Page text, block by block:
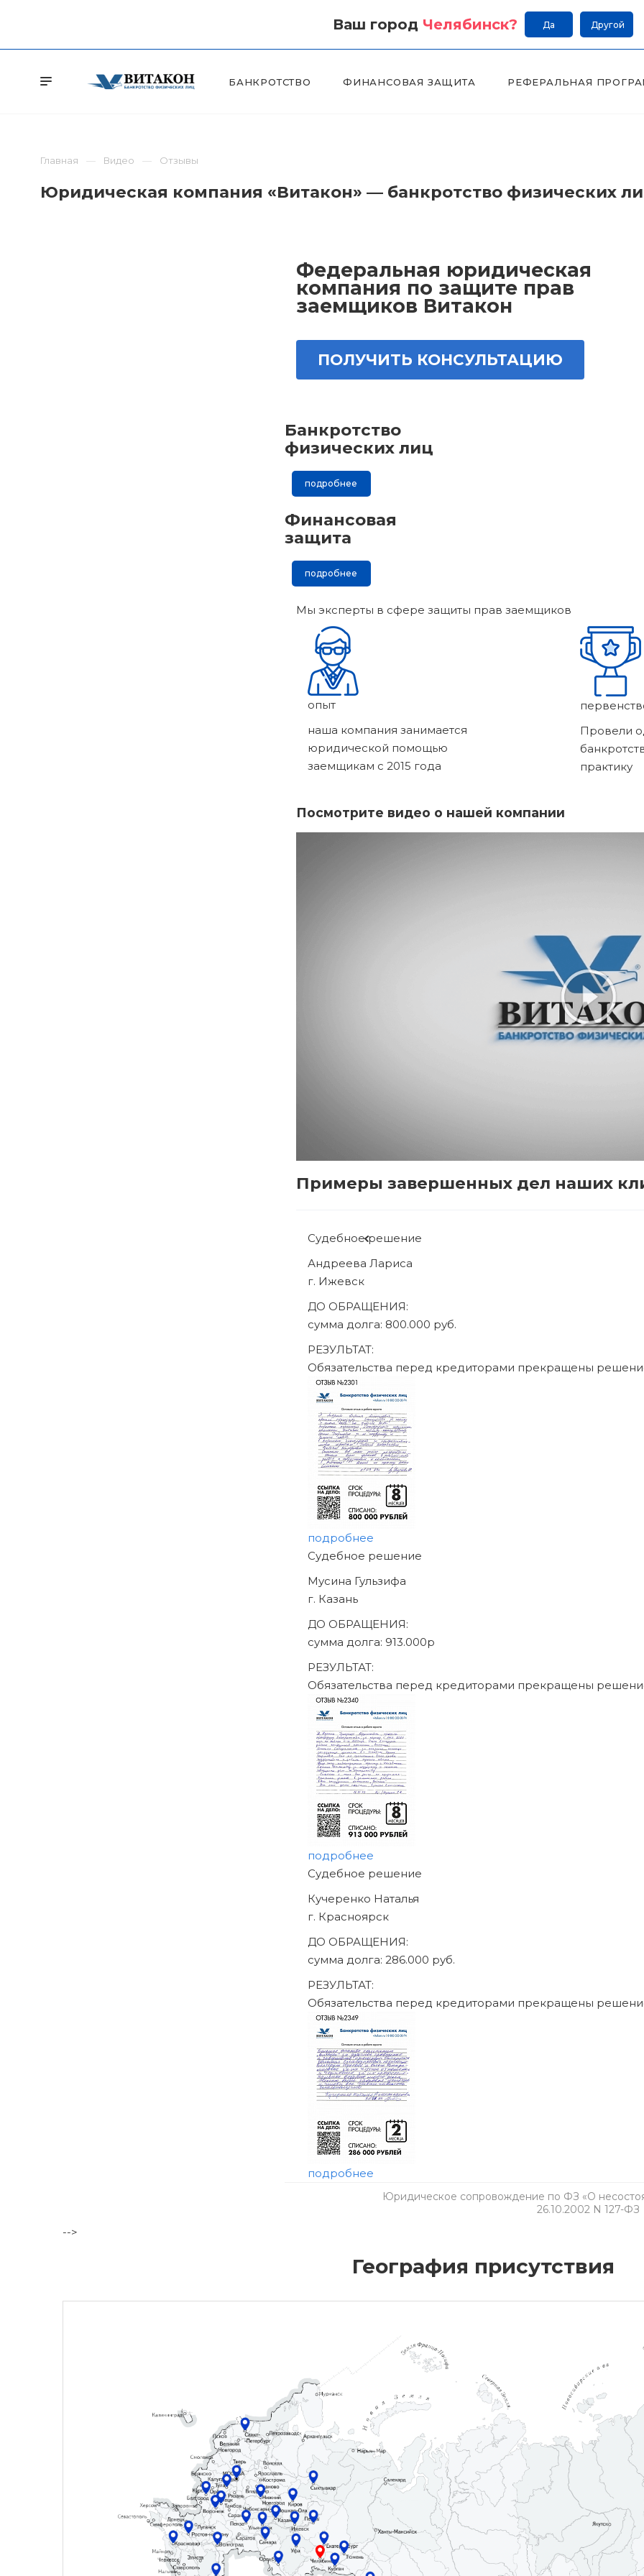
Ваш город Челябинск? Да Другой
БАНКРОТСТВО ФИНАНСОВАЯ ЗАЩИТА РЕФЕРАЛЬНАЯ
Главная Видео Отзывы
Юридическая компания «Витакон» — банкротство физических
Федеральная юридическая
компания по защите прав
заемщиков Витакон
ПОЛУЧИТЬ КОНСУЛЬТАЦИЮ
Банкротство
физических лиц
подробнее
Финансовая
защита
подробнее
Мы эксперты в сфере защиты прав заемщиков
опыт
наша компания занимается
юридической помощью
заемщикам с 2015 года
Провели
практику
Посмотрите видео о нашей компании
Примеры завершенных дел наших
Судебное решение
Рябова Людмила
г. Ижевск
ДО ОБРАЩЕНИЯ:
сумма долга: 470.000 руб.
РЕЗУЛЬТАТ:
Обязательства перед кредиторами прекращены
подробнее
НАЧНИТЕ ИЗБАВЛЯТЬСЯ
ОТ ДОЛГОВ
УЖЕ СЕГОДНЯ!
Записаться на консультацию
Юридическое сопровождение по ФЗ «О
География присутствия
Банкротство влечёт негативные последствия, в том числе ограничения на получение кредита и повторное